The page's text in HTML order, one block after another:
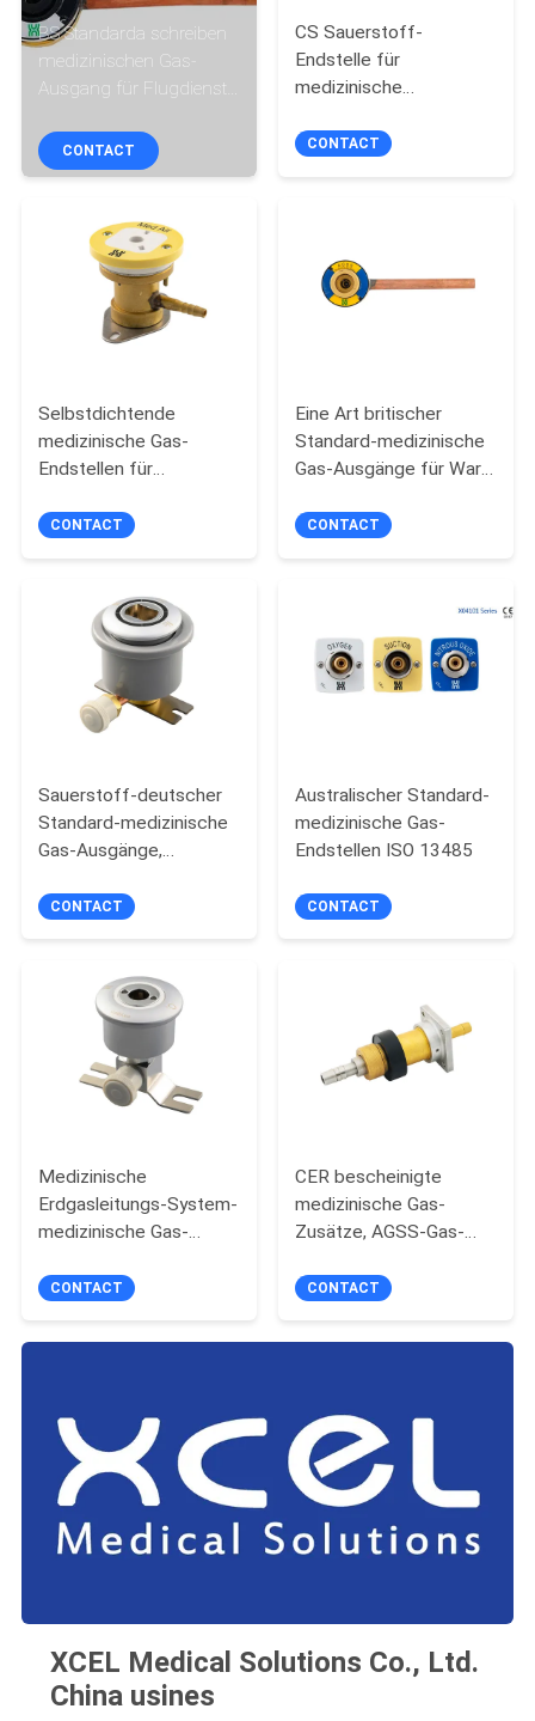
TRETEN
SIE
MIT
UNS
VERBINDUNG
FORDERN
EIN
ZITAT
SITEMAP
PRIVACY
POLICY
BS Standarda schreiben
medizinischen Gas-
Ausgang für Flugdienst
CONTACT
CS Sauerstoff-
Endstelle für
medizinische
Systeme
CONTACT
Selbstdichtende
medizinische Gas-
Endstellen für
Ausgänge
CONTACT
Eine Art britischer
Standard-medizinische
Gas-Ausgänge für Ward
CONTACT
Sauerstoff-deutscher
Standard-medizinische
Gas-Ausgänge,
Konsolen-Ausgang
CONTACT
Australischer Standard-
medizinische Gas-
Endstellen ISO 13485
CONTACT
Medizinische
Erdgasleitungs-System-
medizinische Gas-
Standard
CONTACT
CER bescheinigte
medizinische Gas-
Zusätze, AGSS-Gas-
CONTACT
XCEL Medical Solutions Co., Ltd.
China usines